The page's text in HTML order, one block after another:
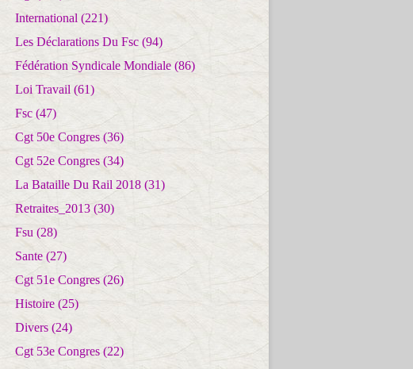
International (221)
Les Déclarations Du Fsc (94)
Fédération Syndicale Mondiale (86)
Loi Travail (61)
Fsc (47)
Cgt 50e Congres (36)
Cgt 52e Congres (34)
La Bataille Du Rail 2018 (31)
Retraites_2013 (30)
Fsu (28)
Sante (27)
Cgt 51e Congres (26)
Histoire (25)
Divers (24)
Cgt 53e Congres (22)